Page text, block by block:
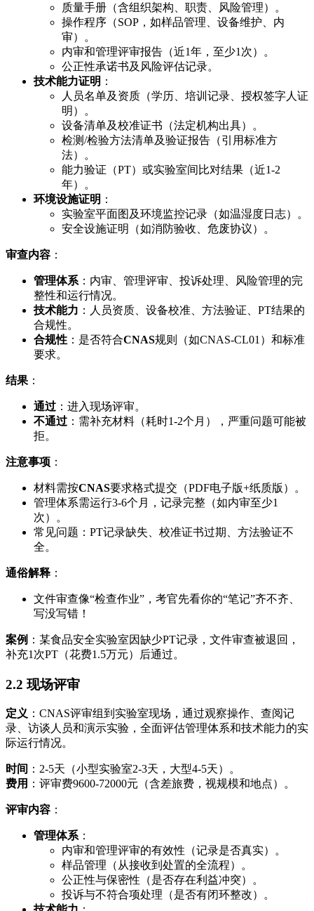
质量手册（含组织架构、职责、风险管理）。
操作程序（SOP，如样品管理、设备维护、内
审）。
内审和管理评审报告（近1年，至少1次）。
公正性承诺书及风险评估记录。
技术能力证明 ：
人员名单及资质（学历、培训记录、授权签字人证
明）。
设备清单及校准证书（法定机构出具）。
检测/检验方法清单及验证报告（引用标准方
法）。
能力验证（PT）或实验室间比对结果（近1-2
年）。
环境设施证明 ：
实验室平面图及环境监控记录（如温湿度日志）。
安全设施证明（如消防验收、危废协议）。
审查内容 ：
管理体系 ：内审、管理评审、投诉处理、风险管理的完
整性和运行情况。
技术能力 ：人员资质、设备校准、方法验证、PT结果的
合规性。
合规性 ：是否符合CNAS规则（如CNAS-CL01）和标准
要求。
结果 ：
通过 ：进入现场评审。
不通过 ：需补充材料（耗时1-2个月），严重问题可能被
拒。
注意事项 ：
材料需按CNAS要求格式提交（PDF电子版+纸质版）。
管理体系需运行3-6个月，记录完整（如内审至少1
次）。
常见问题：PT记录缺失、校准证书过期、方法验证不
全。
通俗解释 ：
文件审查像“检查作业”，考官先看你的“笔记”齐不齐、
写没写错！
案例 ：某食品安全实验室因缺少PT记录，文件审查被退回，
补充1次PT（花费1.5万元）后通过。
2.2 现场评审
定义 ：CNAS评审组到实验室现场，通过观察操作、查阅记
录、访谈人员和演示实验，全面评估管理体系和技术能力的实
际运行情况。
时间 ：2-5天（小型实验室2-3天，大型4-5天）。
费用 ：评审费9600-72000元（含差旅费，视规模和地点）。
评审内容 ：
管理体系：
内审和管理评审的有效性（记录是否真实）。
样品管理（从接收到处置的全流程）。
公正性与保密性（是否存在利益冲突）。
投诉与不符合项处理（是否有闭环整改）。